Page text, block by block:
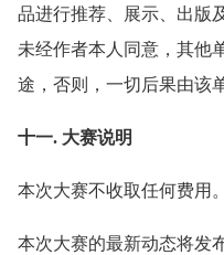
品进行推荐、展示、出版
未经作者本人同意，其他
途，否则，一切后果由该
十一. 大赛说明
本次大赛不收取任何费用。
本次大赛的最新动态将发